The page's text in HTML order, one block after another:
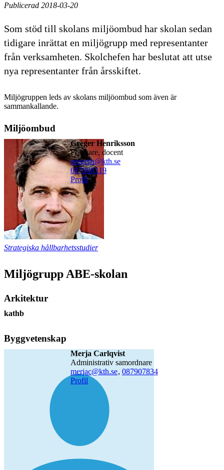
Publicerad 2018-03-20
Som stöd till skolans miljöombud har skolan sedan
tidigare inrättat en miljögrupp med representanter
från verksamheten. Skolchefen har beslutat att utse
nya representanter från årsskiftet.
Miljögruppen leds av skolans miljöombud som även är
sammankallande.
Miljöombud
Greger Henriksson
forskare, docent
gregerh@kth.se
087908319
Profil
Strategiska hållbarhetsstudier
Miljögrupp ABE-skolan
Arkitektur
kathb
Byggvetenskap
Merja Carlqvist
administrativ samordnare
merjac@kth.se, 087907834
Profil